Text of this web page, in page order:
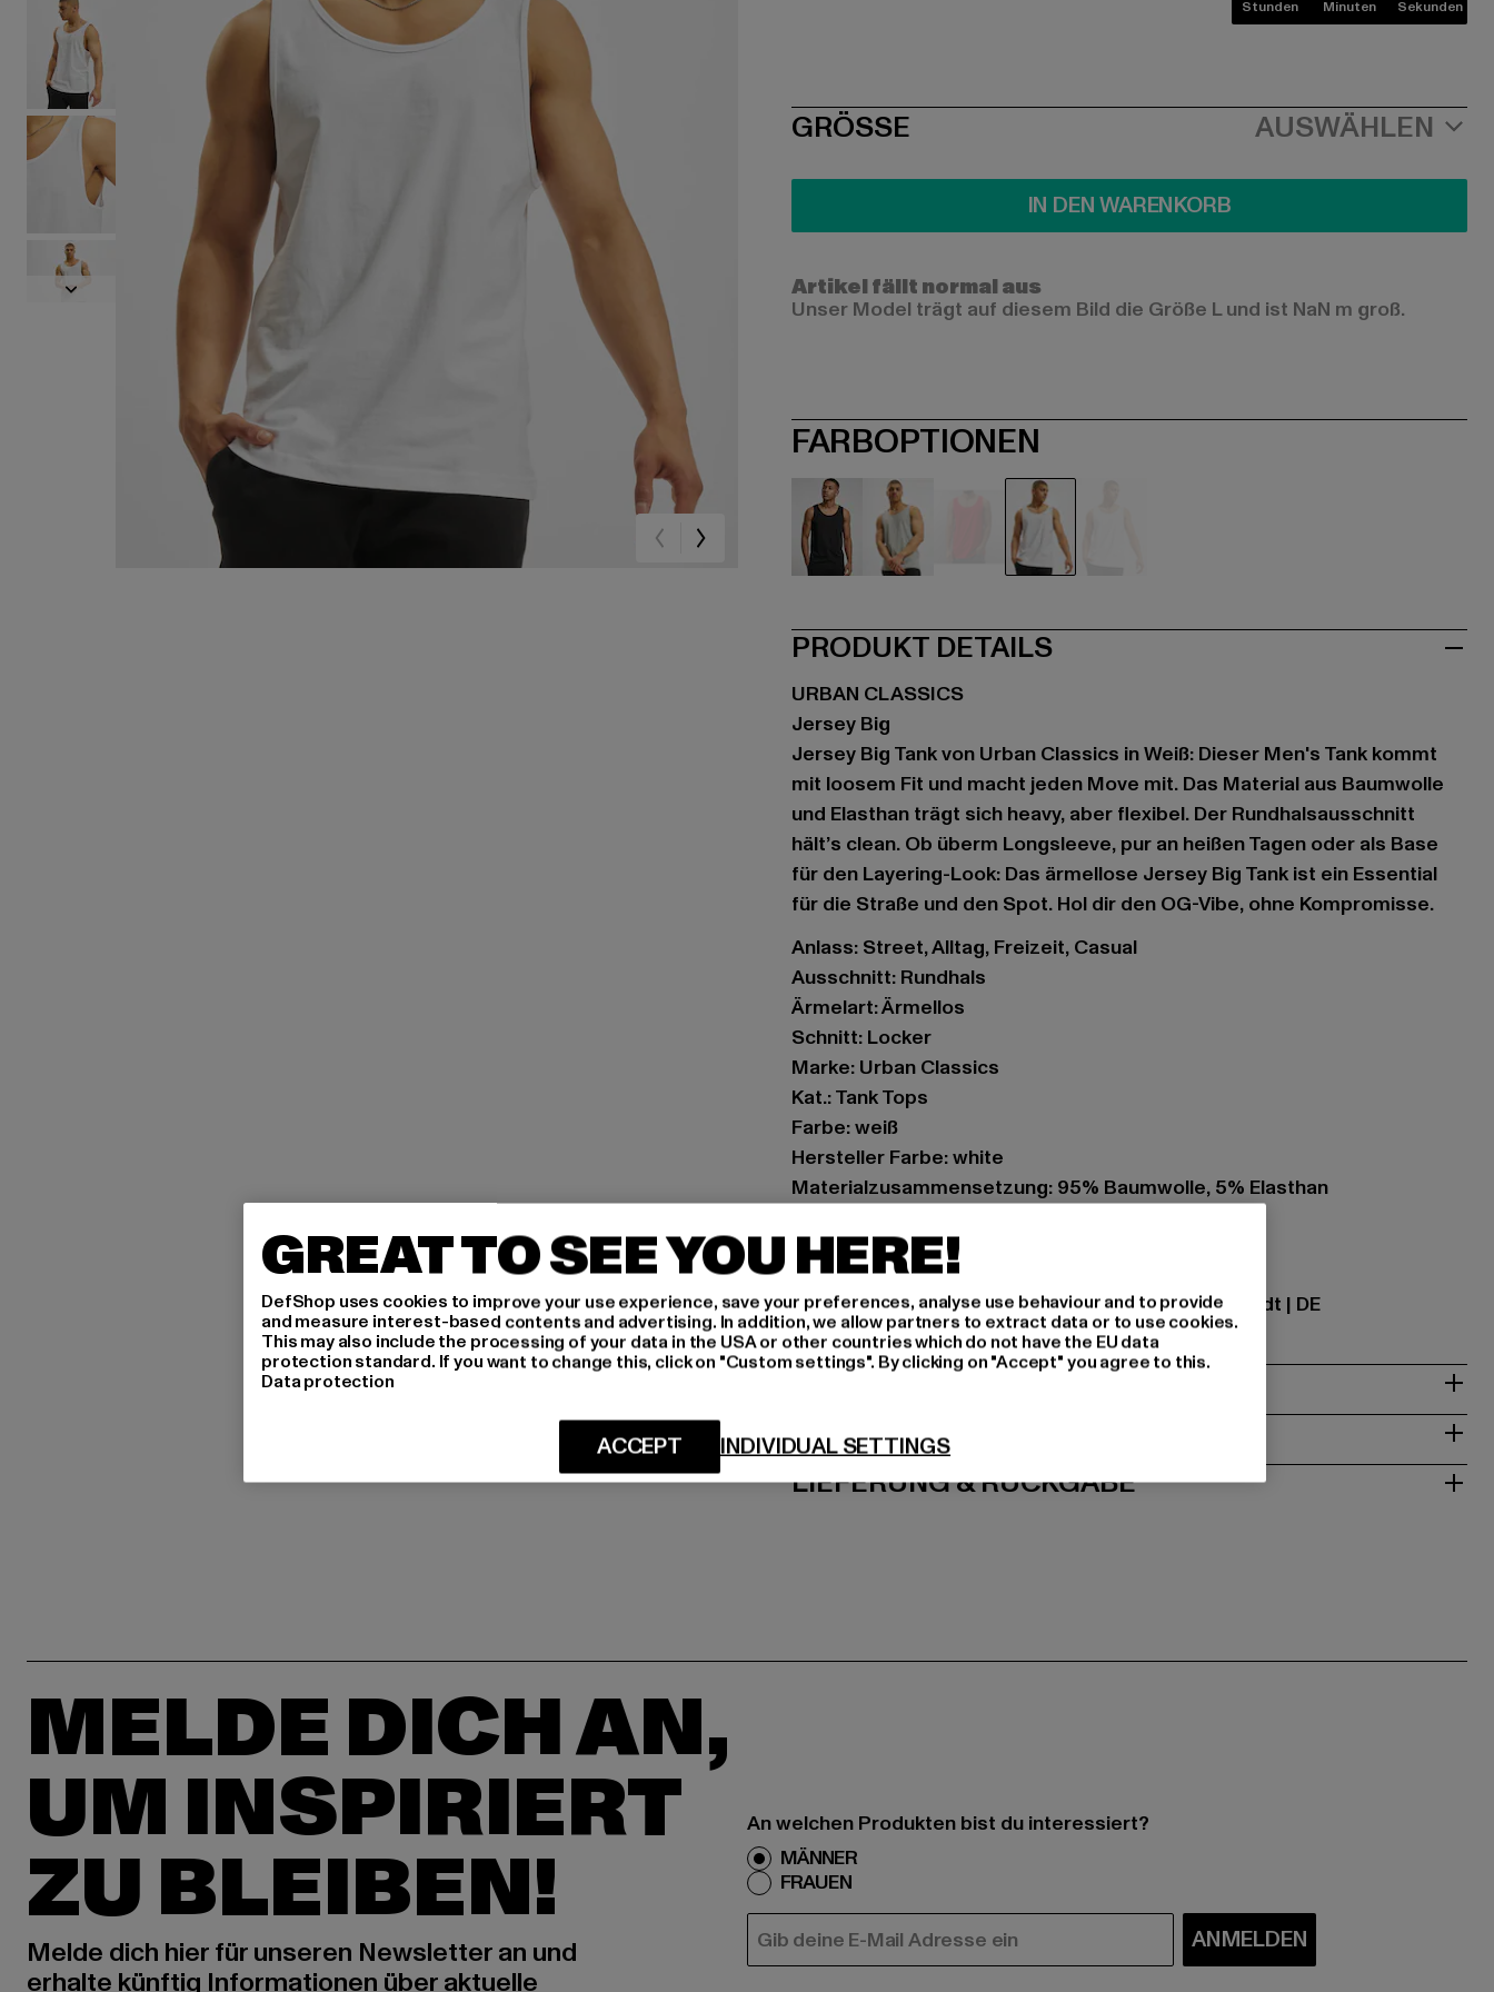
Stunden Minuten Sekunden
SIZE
GRÖSSE AUSWÄHLEN
IN DEN WARENKORB
Artikel fällt normal aus
Unser Model trägt auf diesem Bild die Größe L und ist NaN m groß.
FARBOPTIONEN
PRODUKT DETAILS
URBAN CLASSICS
Jersey Big
Jersey Big Tank von Urban Classics in Weiß: Dieser Men's Tank kommt
mit loosem Fit und macht jeden Move mit. Das Material aus Baumwolle
und Elasthan trägt sich heavy, aber flexibel. Der Rundhalsausschnitt
hält’s clean. Ob überm Longsleeve, pur an heißen Tagen oder als Base
für den Layering-Look: Das ärmellose Jersey Big Tank ist ein Essential
für die Straße und den Spot. Hol dir den OG-Vibe, ohne Kompromisse.
Anlass: Street, Alltag, Freizeit, Casual
Ausschnitt: Rundhals
Ärmelart: Ärmellos
Schnitt: Locker
Marke: Urban Classics
Kat.: Tank Tops
Farbe: weiß
Hersteller Farbe: white
Materialzusammensetzung: 95% Baumwolle, 5% Elasthan
Hersteller: TB International GmbH |
Dr.-Robert-Murjahn-Straße 7 | 64372 Ober-Ramstadt | DE
GRÖSSE & PASSFORM
PFLEGEHINWEISE
LIEFERUNG & RÜCKGABE
MELDE DICH AN,
UM INSPIRIERT
ZU BLEIBEN!
Melde dich hier für unseren Newsletter an und
erhalte künftig Informationen über aktuelle
An welchen Produkten bist du interessiert?
MÄNNER
FRAUEN
E-MAIL ANMELDEN
GREAT TO SEE YOU HERE!
DefShop uses cookies to improve your use experience, save your preferences, analyse use behaviour and to provide
and measure interest-based contents and advertising. In addition, we allow partners to extract data or to use cookies.
This may also include the processing of your data in the USA or other countries which do not have the EU data
protection standard. If you want to change this, click on "Custom settings". By clicking on "Accept" you agree to this.
Data protection
INDIVIDUAL SETTINGS
ACCEPT